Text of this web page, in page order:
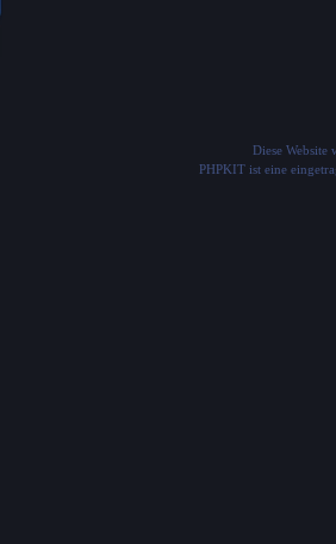
Diese Website
PHPKIT ist eine